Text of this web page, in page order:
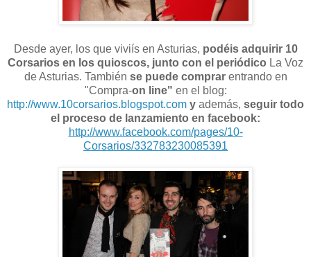
Desde ayer, los que viviís en Asturias, podéis adquirir 10
Corsarios en los quioscos, junto con el periódico La Voz
de Asturias. También se puede comprarentrando en
"Compra-on line" en el blog:
http://www.10corsarios.blogspot.com y además, seguir todo
el proceso de lanzamiento en facebook:
http://www.facebook.com/pages/10-
Corsarios/332783230085391